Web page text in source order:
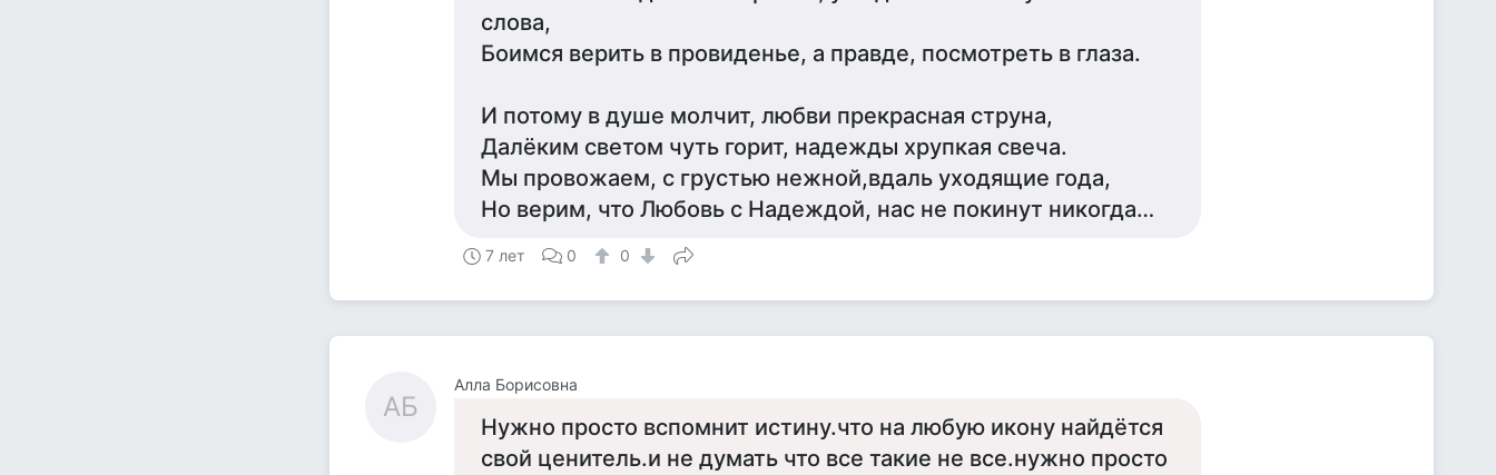
слова,
Боимся верить в провиденье, а правде, посмотреть в глаза.
И потому в душе молчит, любви прекрасная струна,
Далёким светом чуть горит, надежды хрупкая свеча.
Мы провожаем, с грустью нежной,вдаль уходящие года,
Но верим, что Любовь с Надеждой, нас не покинут никогда…
7 лет 0 0
АБ
Алла Борисовна
Нужно просто вспомнит истину.что на любую икону найдётся
свой ценитель.и не думать что все такие не все.нужно просто